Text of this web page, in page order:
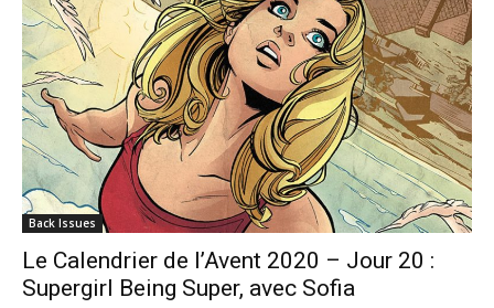
Back Issues
Le Calendrier de l’Avent 2020 – Jour 20 :
Supergirl Being Super, avec Sofia